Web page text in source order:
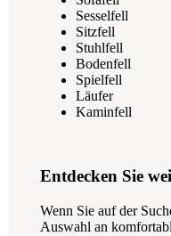
Sesselfell
Sitzfell
Stuhlfell
Bodenfell
Spielfell
Läufer
Kaminfell
Entdecken Sie
Wenn Sie auf der
Auswahl an